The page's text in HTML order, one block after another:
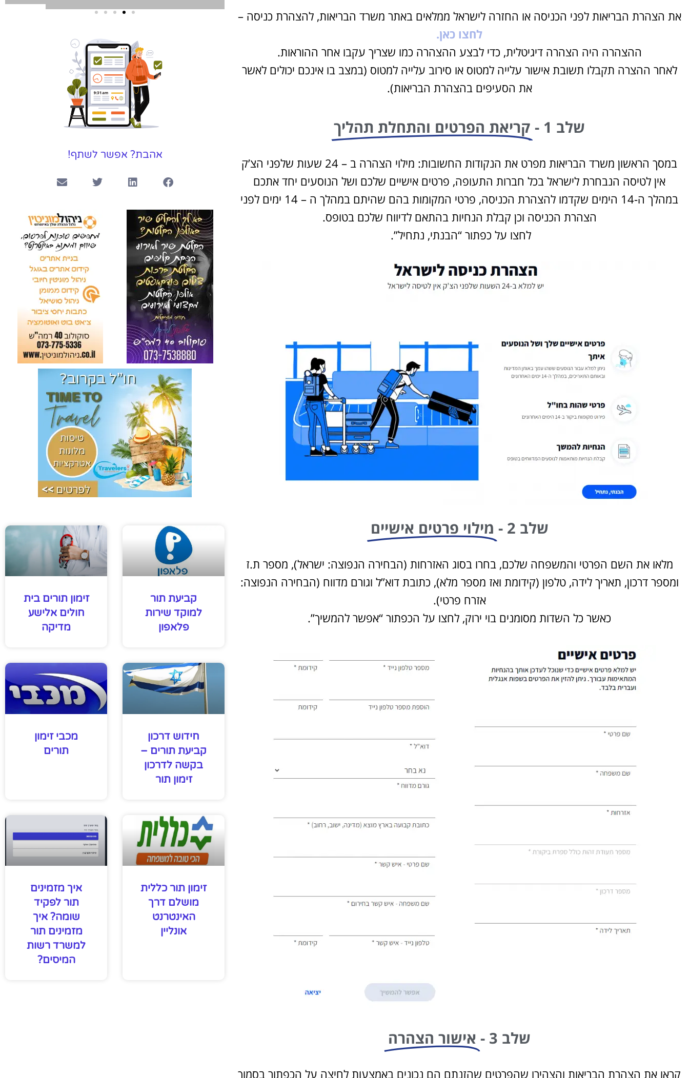
את הצהרת הבריאות לפני הכניסה או החזרה לישראל ממלאים באתר משרד הבריאות, להצהרת כניסה –
לחצו כאן.
ההצהרה היה הצהרה דיגיטלית, כדי לבצע ההצהרה כמו שצריך עקבו אחר ההוראות.
לאחר ההצרה תקבלו תשובת אישור עלייה למטוס או סירוב עלייה למטוס (במצב בו אינכם יכולים לאשר
את הסעיפים בהצהרת הבריאות).
שלב 1 - קריאת הפרטים והתחלת תהליך
במסך הראשון משרד הבריאות מפרט את הנקודות החשובות: מילוי הצהרה ב – 24 שעות שלפני הצ’ק
אין לטיסה הנבחרת לישראל בכל חברות התעופה, פרטים אישיים שלכם ושל הנוסעים יחד אתכם
במהלך ה-14 הימים שקדמו להצהרת הכניסה, פרטי המקומות בהם שהיתם במהלך ה – 14 ימים לפני
הצהרת הכניסה וכן קבלת הנחיות בהתאם לדיווח שלכם בטופס.
לחצו על כפתור “הבנתי, נתחיל”.
שלב 2 - מילוי פרטים אישיים
מלאו את השם הפרטי והמשפחה שלכם, בחרו בסוג האזרחות (הבחירה הנפוצה: ישראל), מספר ת.ז
ומספר דרכון, תאריך לידה, טלפון (קידומת ואז מספר מלא), כתובת דוא”ל וגורם מדווח (הבחירה הנפוצה:
אזרח פרטי).
כאשר כל השדות מסומנים בוי ירוק, לחצו על הכפתור “אפשר להמשיך”.
שלב 3 - אישור הצהרה
קראו את הצהרת הבריאות והצהירו שהפרטים שהזנתם הם נכונים באמצעות לחיצה על הכפתור בסמוך
בחו"ל
השוואת מחירים בין חברות
מקומיות לקבלת הצעת מחיר
לחצו פה!
פודקאסט?
אולפן הקלטות מקצועי
לפרטים ומחירון
שירותי פרסום
וקידום
באינטרנט
בעל/ת עסק? סוכנות ניהול
מוניטין לקידום, שיווק ופרסום
באינטרנט כאן עבורך!
אהבת? אפשר לשתף!
קביעת תור
למוקד שירות
פלאפון
זימון תורים בית
חולים אלישע
מדיקה
חידוש דרכון
קביעת תורים –
בקשה לדרכון
זימון תור
מכבי זימון
תורים
זימון תור כללית
מושלם דרך
האינטרנט
אונליין
איך מזמינים
תור לפקיד
שומה? איך
מזמינים תור
למשרד רשות
המיסים?